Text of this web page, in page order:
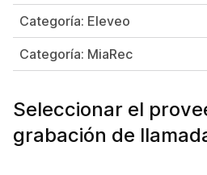
Categoría: Eleveo
Categoría: MiaRec
Seleccionar el
grabación de